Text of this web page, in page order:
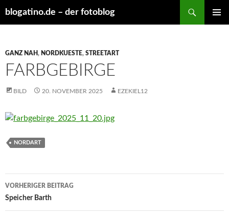
blogatino.de – der fotoblog
GANZ NAH, NORDKUESTE, STREETART
FARBGEBIRGE
BILD 20. NOVEMBER 2025 EZEKIEL12
NORDART
Beitragsnavigation
VORHERIGER BEITRAG
Speicher Barth